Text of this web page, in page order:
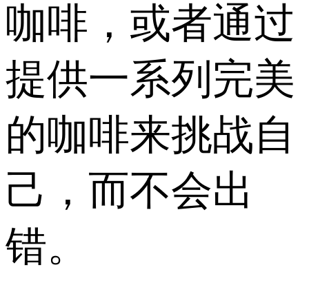
咖啡，或者通过
提供一系列完美
的咖啡来挑战自
己，而不会出
错。